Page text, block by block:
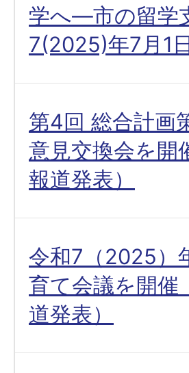
学へ―市の留学
7(2025)年7月1
第4回 総合計画
意見交換会を開
報道発表）
令和7（2025）
育て会議を開
道発表）